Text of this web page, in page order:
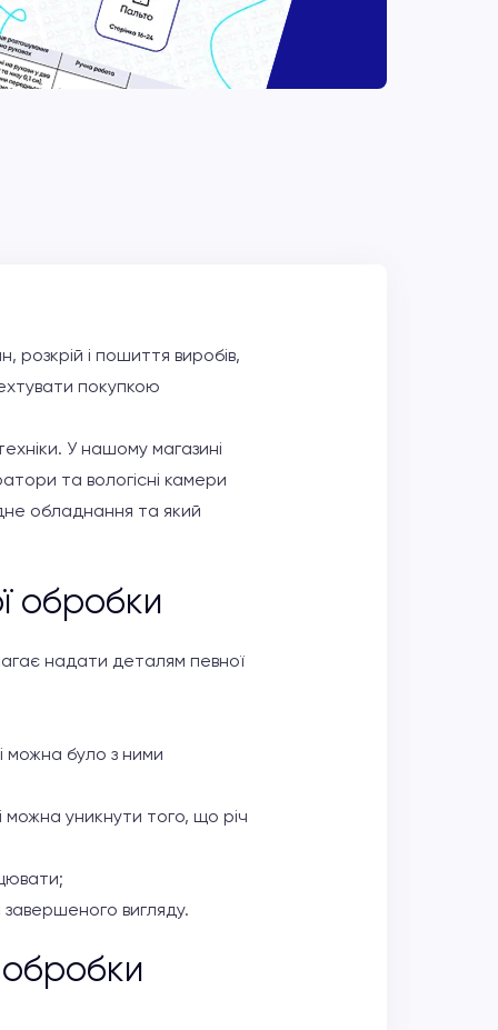
розкрій і пошиття виробів,
покупкою
У нашому магазині
та вологісні камери
обладнання та який
обробки
надати деталям певної
можна було з ними
уникнути того, що річ
вигляду.